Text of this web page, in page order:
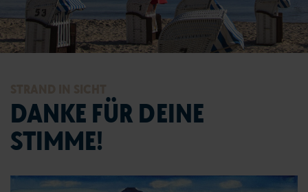
DANKE FÜR DEINE
STIMME!